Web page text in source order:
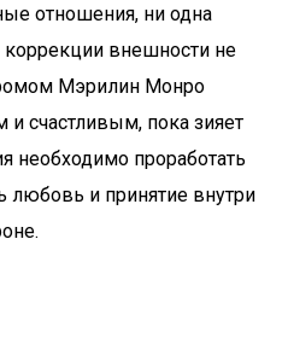
отношения, ни одна
внешности не
Мэрилин Монро
и счастливым, пока зияет
необходимо проработать
любовь и принятие внутри